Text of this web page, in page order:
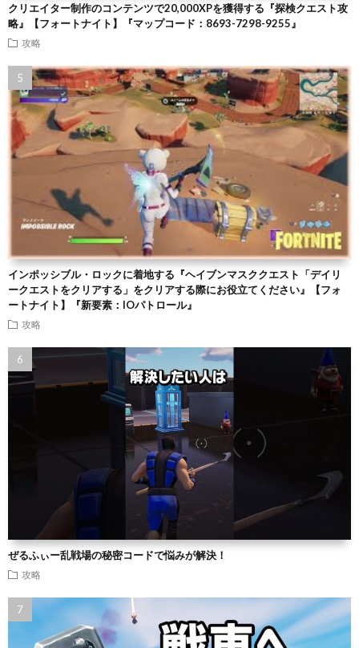
クリエイター制作のコンテンツで20,000XPを獲得する『探検クエスト攻
略』【フォートナイト】『マップコード：8693-7298-9255』
攻略
インポッシブル・ロックに着地する『ヘイブンマスククエスト「デイリ
ークエストをクリアする」をクリアする際にお役立てください』【フォ
ートナイト】『新要素：IOパトロール』
攻略
ぜるふぃー乱戦場の秘密コードで悩みが解決！
攻略